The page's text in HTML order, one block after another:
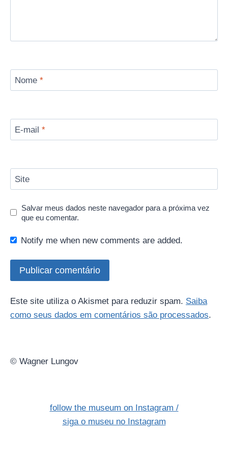
Nome *
E-mail *
Site
Salvar meus dados neste navegador para a próxima vez
que eu comentar.
Notify me when new comments are added.
Este site utiliza o Akismet para reduzir spam. Saiba
como seus dados em comentários são processados.
© Wagner Lungov
follow the museum on Instagram /
siga o museu no Instagram